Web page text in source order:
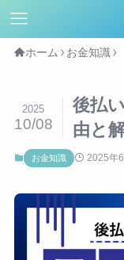
ホーム お金知識
後払
由と
2025
10/08
お金知識 2025年